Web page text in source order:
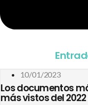
10/01/2023
Los documentos
más vistos del 2022